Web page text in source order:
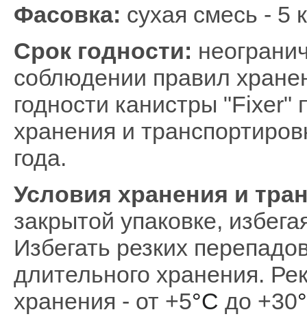
Фасовка: сухая смесь - 5
Срок годности:
соблюдении правил
годности канистры
хранения и
года.
Условия хранения и
закрытой упаковке,
Избегать резких
длительного хранения.
хранения - от +5°C до +30